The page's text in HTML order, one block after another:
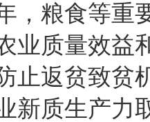
粮食等重要
业质量效益
止返贫致贫
新质生产力